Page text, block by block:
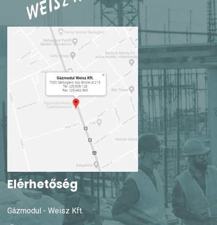
Elérhetőség
Gázmodul - Weisz Kft.